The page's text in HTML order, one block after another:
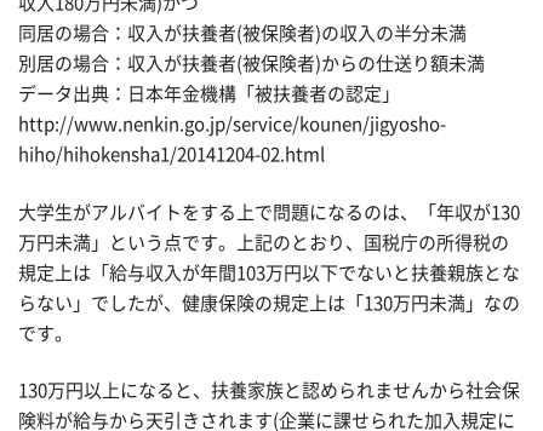
同居の場合：収入が扶養者(被保険者)の収入の半分未満
別居の場合：収入が扶養者(被保険者)からの仕送り額未満
データ出典：日本年金機構「被扶養者の認定」
http://www.nenkin.go.jp/service/kounen/jigyosho-
hiho/hihokensha1/20141204-02.html
大学生がアルバイトをする上で問題になるのは、「年収が130
万円未満」という点です。上記のとおり、国税庁の所得税の
規定上は「給与収入が年間103万円以下でないと扶養親族とな
らない」でしたが、健康保険の規定上は「130万円未満」なの
です。
130万円以上になると、扶養家族と認められませんから社会保
険料が給与から天引きされます(企業に課せられた加入規定に